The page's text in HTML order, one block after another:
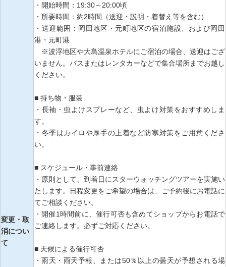
変更・取
消につい
て
・開始時間：19:30～20:00頃
・所要時間：約2時間（送迎・説明・着替え等を含む）
・送迎範囲：岡田地区・元町地区の宿泊施設、および岡田
港・元町港
※波浮地区や大島温泉ホテルにご宿泊の場合、送迎はござ
いません。バスまたはレンタカーなどで集合場所までお越し
ください。
■ 持ち物・服装
・長袖・虫よけスプレーなど、虫よけ対策をおすすめしま
す。
・冬季はカイロや厚手の上着など防寒対策をご用意くださ
い。
■ スケジュール・事前連絡
・原則として、到着日にスターウォッチングツアーを実施い
たします。日程変更をご希望の場合は、ご予約後にお電話に
てご相談ください。
・開催1時間前に、催行可否も含めてショップからお電話で
ご連絡します。必ずご対応ください。
■ 天候による催行可否
・雨天・雨天予報、または50％以上の曇天が予想される場